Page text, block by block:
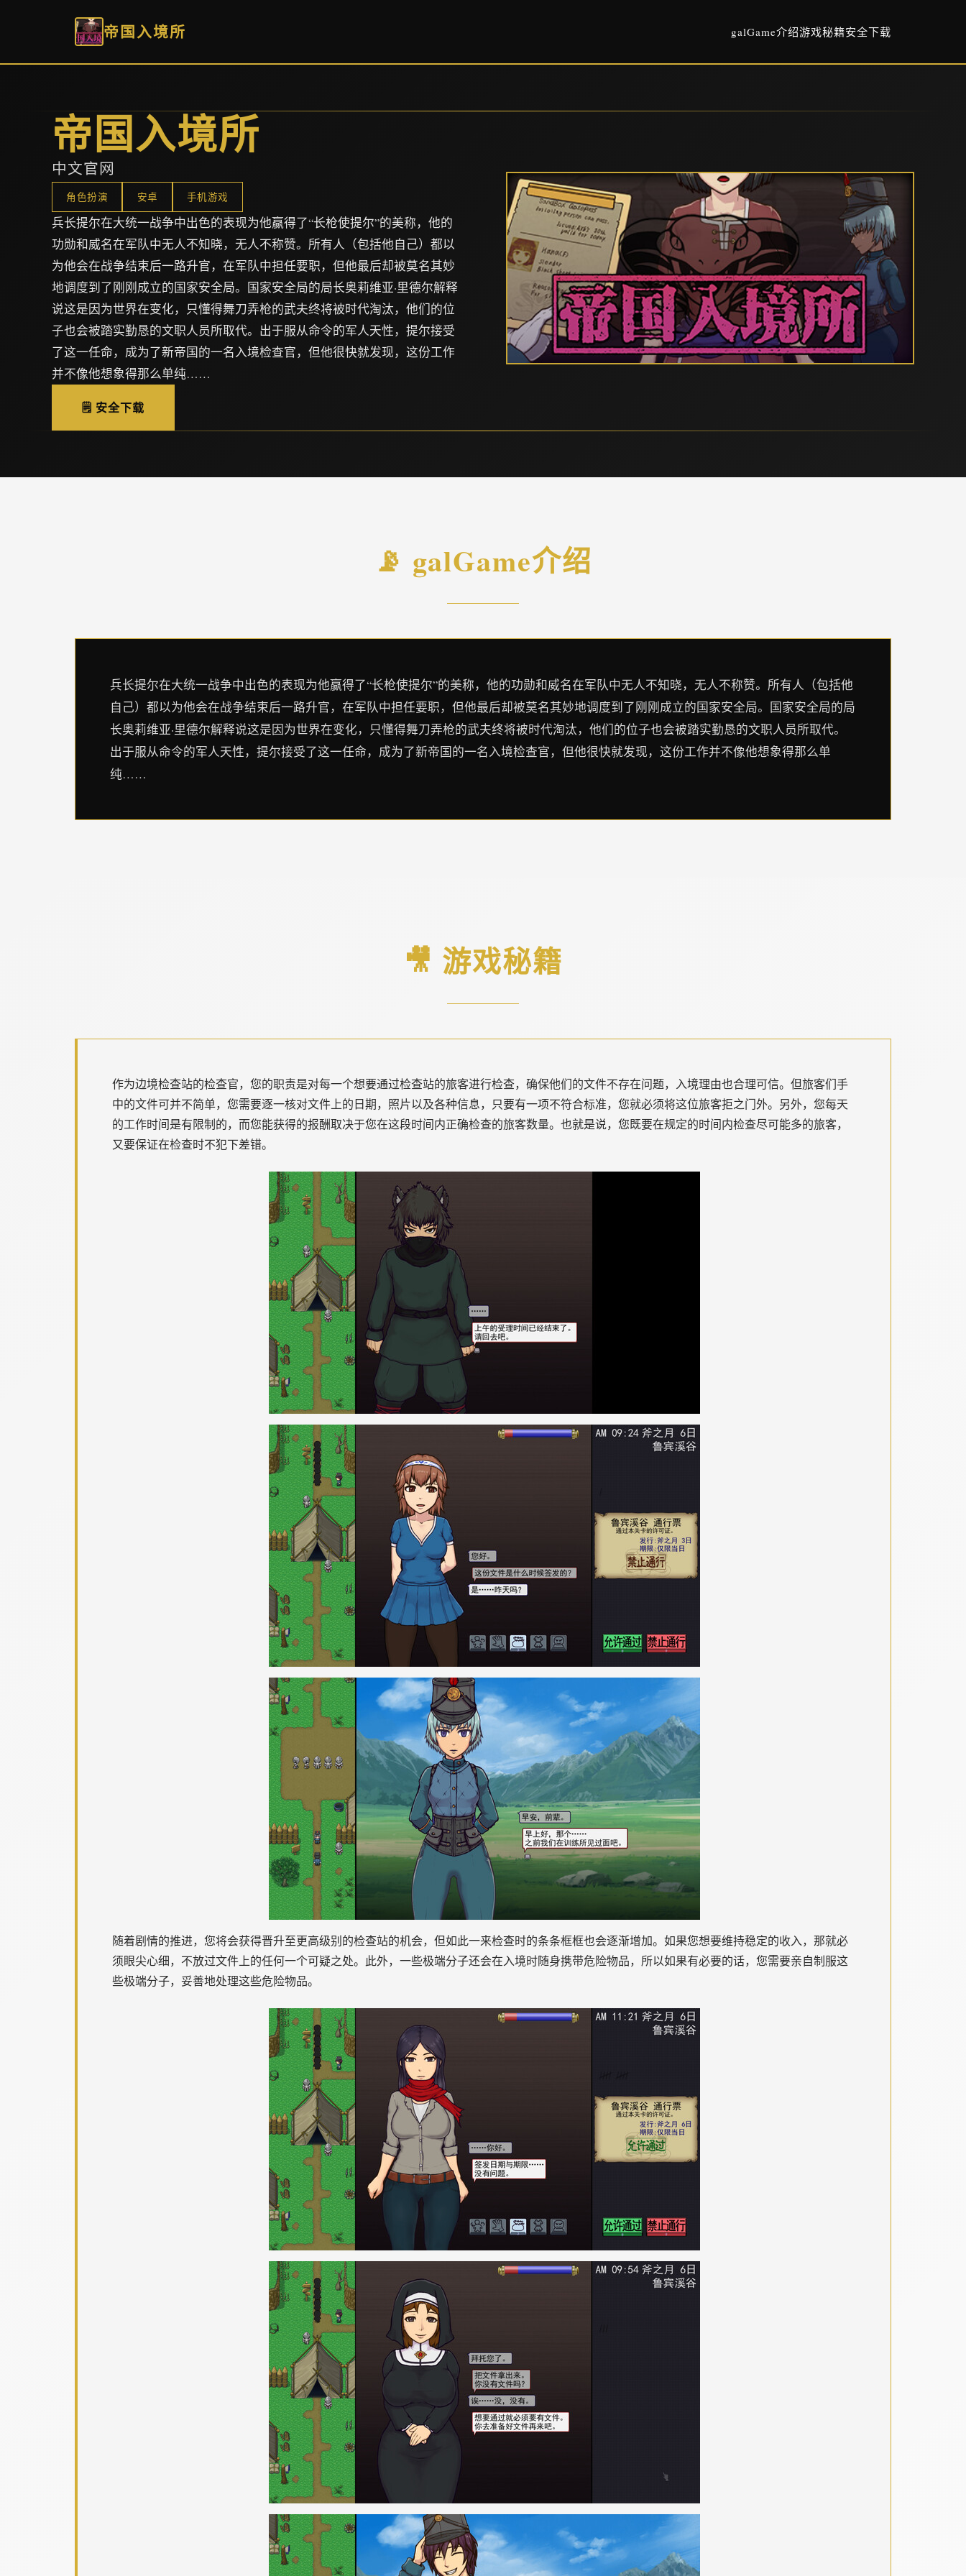
帝国入境所 galGame介绍游戏秘籍安全下载
帝国入境所
中文官网
角色扮演 安卓 手机游戏
兵长提尔在大统一战争中出色的表现为他赢得了“长枪使提尔”的美称，他的
功勋和威名在军队中无人不知晓，无人不称赞。所有人（包括他自己）都以
为他会在战争结束后一路升官，在军队中担任要职，但他最后却被莫名其妙
地调度到了刚刚成立的国家安全局。国家安全局的局长奥莉维亚·里德尔解释
说这是因为世界在变化，只懂得舞刀弄枪的武夫终将被时代淘汰，他们的位
子也会被踏实勤恳的文职人员所取代。出于服从命令的军人天性，提尔接受
了这一任命，成为了新帝国的一名入境检查官，但他很快就发现，这份工作
并不像他想象得那么单纯……
🗒️ 安全下载
📡 galGame介绍
兵长提尔在大统一战争中出色的表现为他赢得了“长枪使提尔”的美称，他的功勋和威名在军队中无人不知晓，无人不称赞。所有人（包括他
自己）都以为他会在战争结束后一路升官，在军队中担任要职，但他最后却被莫名其妙地调度到了刚刚成立的国家安全局。国家安全局的局
长奥莉维亚·里德尔解释说这是因为世界在变化，只懂得舞刀弄枪的武夫终将被时代淘汰，他们的位子也会被踏实勤恳的文职人员所取代。
出于服从命令的军人天性，提尔接受了这一任命，成为了新帝国的一名入境检查官，但他很快就发现，这份工作并不像他想象得那么单
纯……
🎥 游戏秘籍
作为边境检查站的检查官，您的职责是对每一个想要通过检查站的旅客进行检查，确保他们的文件不存在问题，入境理由也合理可信。但旅客们手
中的文件可并不简单，您需要逐一核对文件上的日期，照片以及各种信息，只要有一项不符合标准，您就必须将这位旅客拒之门外。另外，您每天
的工作时间是有限制的，而您能获得的报酬取决于您在这段时间内正确检查的旅客数量。也就是说，您既要在规定的时间内检查尽可能多的旅客，
又要保证在检查时不犯下差错。
随着剧情的推进，您将会获得晋升至更高级别的检查站的机会，但如此一来检查时的条条框框也会逐渐增加。如果您想要维持稳定的收入，那就必
须眼尖心细，不放过文件上的任何一个可疑之处。此外，一些极端分子还会在入境时随身携带危险物品，所以如果有必要的话，您需要亲自制服这
些极端分子，妥善地处理这些危险物品。